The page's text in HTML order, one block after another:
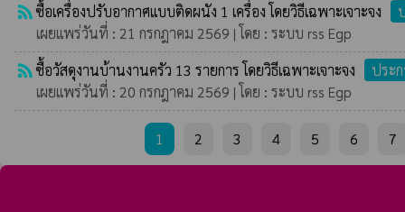
rss_feedซื้อเครื่องปรับอากาศแบบติดผนัง 1 เครื่อง โดยวิธีเฉพาะเจาะจง
เผยแพร่วันที่ : 21 กรกฎาคม 2569 | โดย : ระบบ rss Egp
rss_feedซื้อวัสดุงานบ้านงานครัว 13 รายการ โดยวิธีเฉพาะเจาะจง
ประ
เผยแพร่วันที่ : 20 กรกฎาคม 2569 | โดย : ระบบ rss Egp
1 2 3 4 5 6 7